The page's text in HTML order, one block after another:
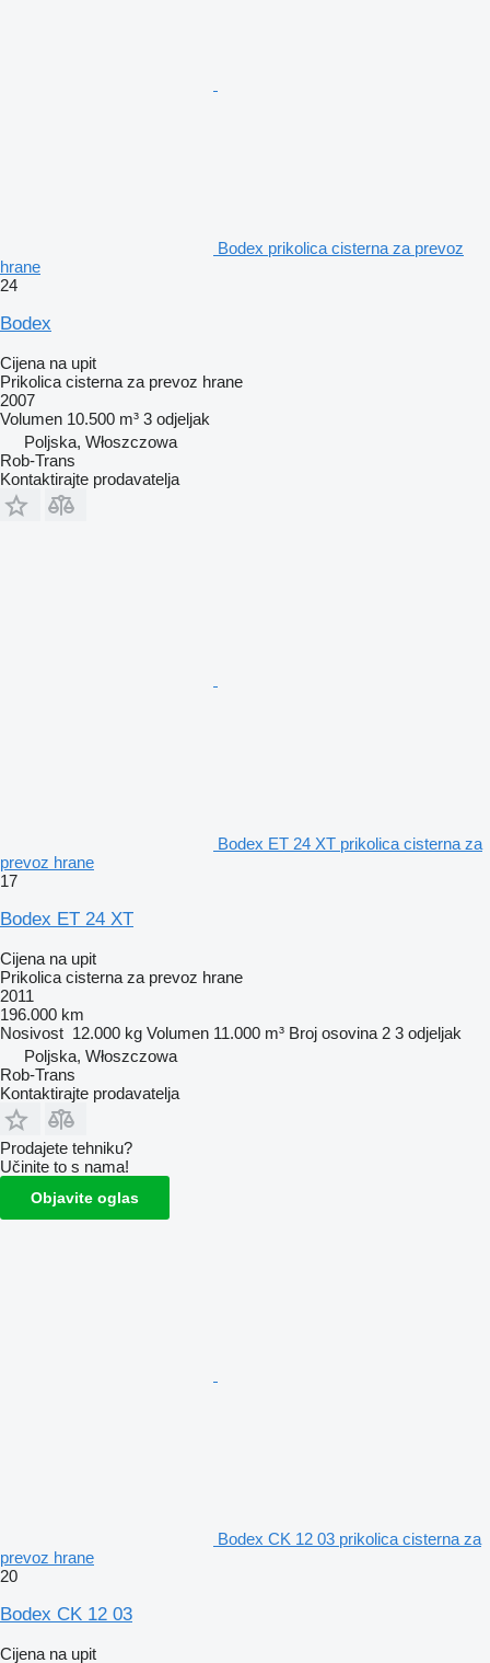
Bodex prikolica cisterna za prevoz
hrane
24
Bodex
Cijena na upit
Prikolica cisterna za prevoz hrane
2007
Volumen 10.500 m³ 3 odjeljak
Poljska, Włoszczowa
Rob-Trans
Kontaktirajte prodavatelja
Bodex ET 24 XT prikolica cisterna za
prevoz hrane
17
Bodex ET 24 XT
Cijena na upit
Prikolica cisterna za prevoz hrane
2011
196.000 km
Nosivost 12.000 kg Volumen 11.000 m³ Broj osovina 2 3 odjeljak
Poljska, Włoszczowa
Rob-Trans
Kontaktirajte prodavatelja
Prodajete tehniku?
Učinite to s nama!
Objavite oglas
Bodex CK 12 03 prikolica cisterna za
prevoz hrane
20
Bodex CK 12 03
Cijena na upit